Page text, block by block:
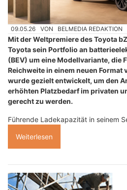
09.05.26 VON BELMEDIA REDAKTION
Mit der Weltpremiere des Toyota
Toyota sein Portfolio an
(BEV) um eine Modellvariante, die
Reichweite in einem neuen Format
wurde gezielt entwickelt, um den
erhöhten Platzbedarf im privaten
gerecht zu werden.
Führende Ladekapazität in seinem
Weiterlesen